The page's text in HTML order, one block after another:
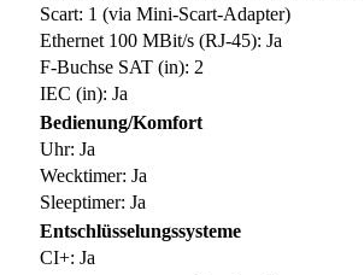
Scart: 1 (via Mini-Scart-Adapter)
Ethernet 100 MBit/s (RJ-45): Ja
F-Buchse SAT (in): 2
IEC (in): Ja
Bedienung/Komfort
Uhr: Ja
Wecktimer: Ja
Sleeptimer: Ja
Entschlüsselungssysteme
CI+: Ja